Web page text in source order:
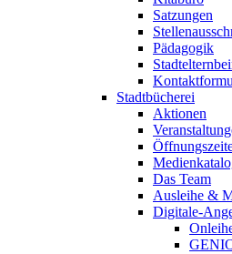
Satzungen
Pädagogik
Stadtbücherei
Aktionen
Das Team
Ausleihe &
Digitale-